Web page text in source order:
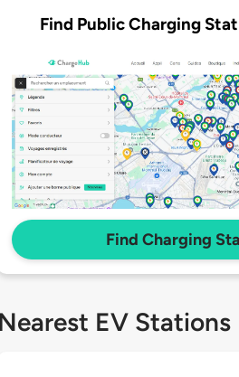
Find Public Charging
Find Charging
Nearest EV Stations